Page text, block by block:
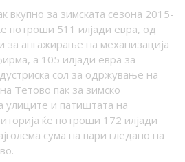
вкупно за зимската сезона 2015-
потроши 511 илјади евра, од
за ангажирање на механизација
а 105 илјади евра за
сол за одржување на
Тетово пак за зимско
и патиштата на
ќе потроши 172 илјади
сума на пари гледано на